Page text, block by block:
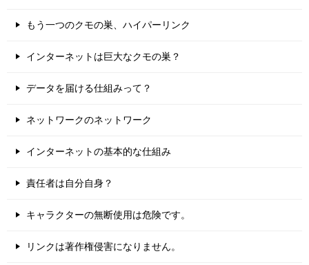
もう一つのクモの巣、ハイパーリンク
インターネットは巨大なクモの巣？
データを届ける仕組みって？
ネットワークのネットワーク
インターネットの基本的な仕組み
責任者は自分自身？
キャラクターの無断使用は危険です。
リンクは著作権侵害になりません。